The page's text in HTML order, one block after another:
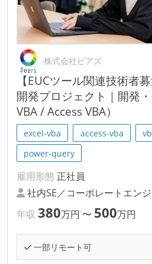
株式会社ピアズ
【EUCツール関連技術者
開発プロジェクト｜開発
VBA / Access VBA）
excel-vba access-vba
power-query
雇用形態 正社員
社内SE／コーポレートエン
年収 380万円 〜 500万円
一部リモート可